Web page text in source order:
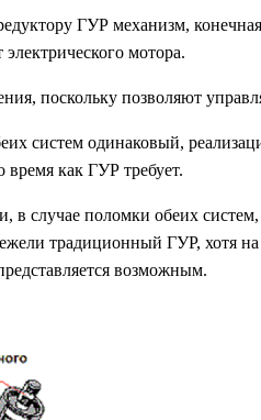
ГУР механизм, конечная
мотора.
поскольку позволяют
систем одинаковый,
время как ГУР требует.
случае поломки обеих
традиционный ГУР,
возможным.